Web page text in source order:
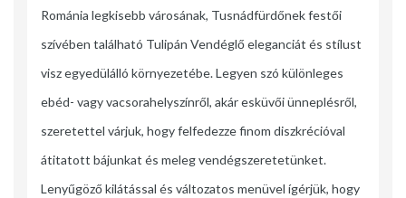
Románia legkisebb városának, Tusnádfürdőnek festői
szívében található Tulipán Vendéglő eleganciát és stílust
visz egyedülálló környezetébe. Legyen szó különleges
ebéd- vagy vacsorahelyszínről, akár esküvői ünneplésről,
szeretettel várjuk, hogy felfedezze finom diszkrécióval
átitatott bájunkat és meleg vendégszeretetünket.
Lenyűgöző kilátással és változatos menüvel ígérjük, hogy